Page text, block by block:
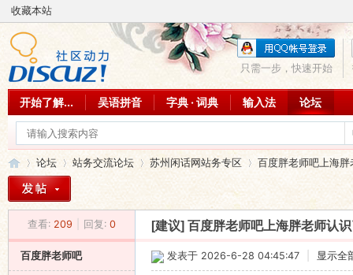
收藏本站
只需一步，快速开始
开始了解... 吴语拼音 字典 · 词典 输入法 论坛
论坛
›
站务交流论坛 苏州闲话网站务专区
›
百度胖老师吧上海
查看: 209 回复: 0 [建议] 百度胖老师吧上海胖老师认
百度胖老师吧 发表于 2026-6-28 04:45:47 显示全